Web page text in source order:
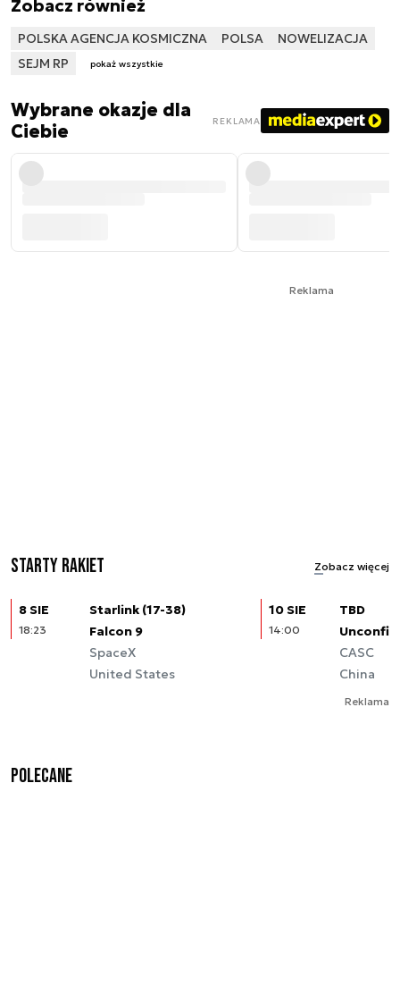
Zobacz również
POLSKA AGENCJA KOSMICZNA POLSA
NOWELIZACJA
SEJM RP
pokaż wszystkie
Wybrane okazje dla
Ciebie
REKLAMA
Reklama
Starty rakiet Zobacz więcej
8 SIE
18:23
Starlink (17-38)
Falcon 9
SpaceX
United States
10 SIE
14:00
TBD
CASC
China
Reklama
Polecane